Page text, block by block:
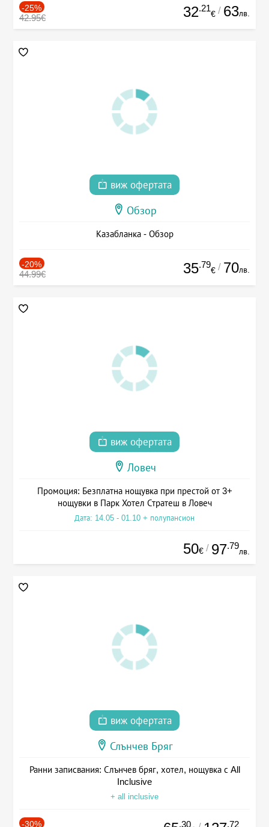
-25%
42.95€ 32.21
€ / 63лв.
виж офертата
Обзор
Казабланка - Обзор
-20%
44.99€ 35.79
€ / 70лв.
виж офертата
Ловеч
Промоция: Безплатна нощувка при престой от 3+
нощувки в Парк Хотел Стратеш в Ловеч
Дата: 14.05 - 01.10 + полупансион
50€ / 97.79
лв.
виж офертата
Слънчев Бряг
Ранни записвания: Слънчев бряг, хотел, нощувка с All
Inclusive
+ all inclusive
-30% .30 .72